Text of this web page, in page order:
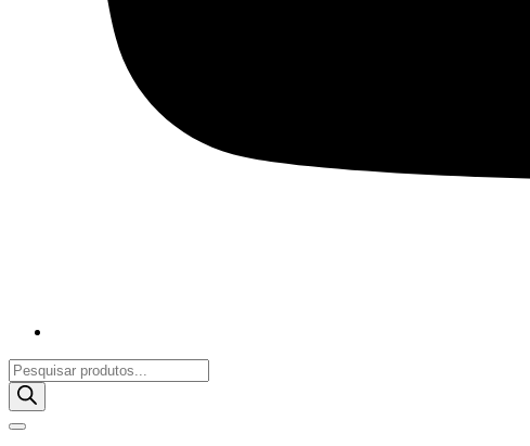
Pesquisar
produtos